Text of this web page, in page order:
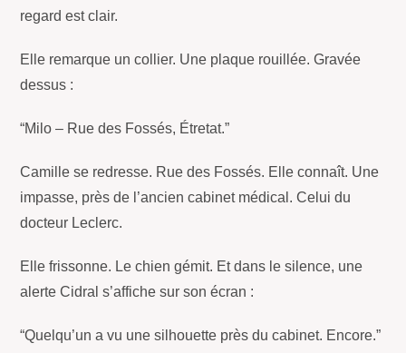
regard est clair.
Elle remarque un collier. Une plaque rouillée. Gravée
dessus :
“Milo – Rue des Fossés, Étretat.”
Camille se redresse. Rue des Fossés. Elle connaît. Une
impasse, près de l’ancien cabinet médical. Celui du
docteur Leclerc.
Elle frissonne. Le chien gémit. Et dans le silence, une
alerte Cidral s’affiche sur son écran :
“Quelqu’un a vu une silhouette près du cabinet. Encore.”